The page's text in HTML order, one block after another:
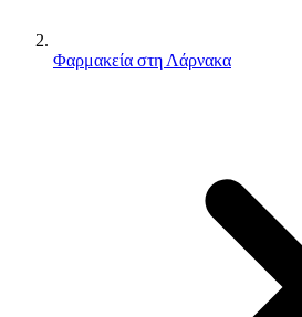
Φαρμακεία στη Λάρνακα